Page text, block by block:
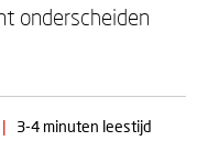
onderscheiden
| 3-4 minuten leestijd